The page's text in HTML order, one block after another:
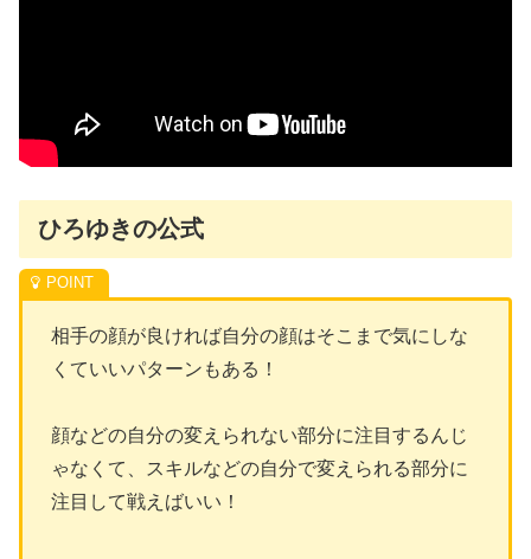
ひろゆきの公式
相手の顔が良ければ自分の顔はそこまで気にしな
くていいパターンもある！
顔などの自分の変えられない部分に注目するんじ
ゃなくて、スキルなどの自分で変えられる部分に
注目して戦えばいい！